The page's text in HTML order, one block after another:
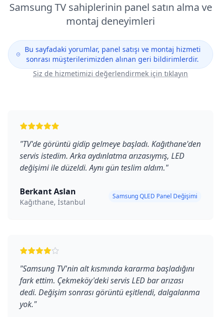
Samsung TV sahiplerinin panel satın alma ve
montaj deneyimleri
Bu sayfadaki yorumlar, panel satışı ve montaj hizmeti
sonrası müşterilerimizden alınan geri bildirimlerdir.
Siz de hizmetimizi değerlendirmek için tıklayın
"TV'de görüntü gidip gelmeye başladı. Kağıthane'den
servis istedim. Arka aydınlatma arızasıymış, LED
değişimi ile düzeldi. Aynı gün teslim aldım."
Berkant Aslan
Kağıthane, İstanbul
Samsung QLED Panel Değişimi
"Samsung TV'nin alt kısmında kararma başladığını
fark ettim. Çekmeköy'deki servis LED bar arızası
dedi. Değişim sonrası görüntü eşitlendi, dalgalanma
yok."